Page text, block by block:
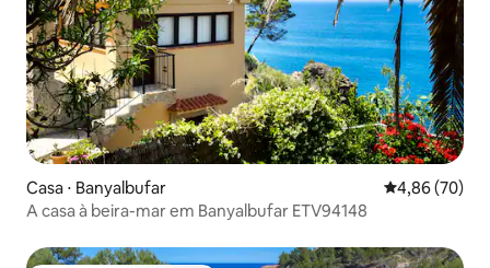
Casa ⋅ Banyalbufar 4,86 de uma
4,86 (70)
A casa à beira-mar em Banyalbufar ETV94148